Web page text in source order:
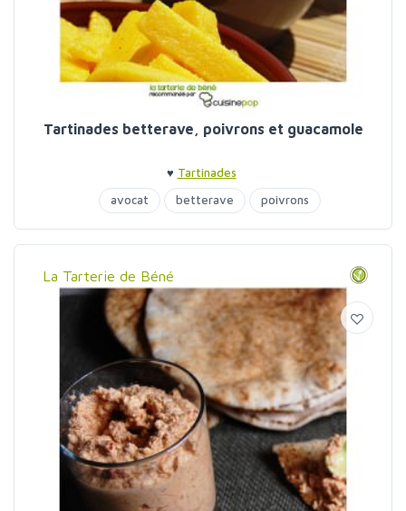
Tartinades betterave, poivrons et guacamole
♥ Tartinades
avocat
betterave poivrons
La Tarterie de Béné